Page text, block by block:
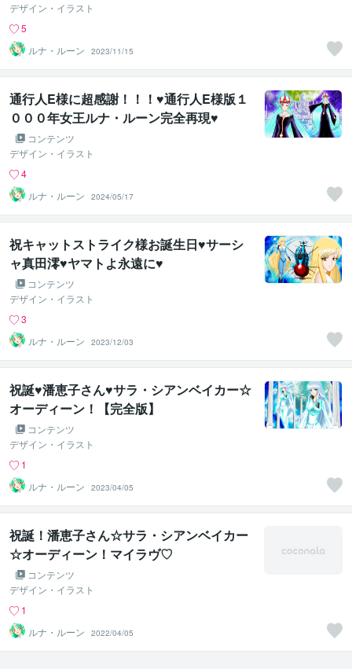
デザイン・イラスト
5
ルナ・ルーン
2023/11/15
通行人E様に超感謝！！！♥通行人E様版１
０００年女王ルナ・ルーン完全再現♥
コンテンツ
デザイン・イラスト
4
ルナ・ルーン
2024/05/17
祝キャットストライク様お誕生日♥サーシ
ャ真田澪♥ヤマトよ永遠に♥
コンテンツ
デザイン・イラスト
3
ルナ・ルーン
2023/12/03
祝誕♥潘恵子さん♥サラ・シアンベイカー☆
オーディーン！【完全版】
コンテンツ
デザイン・イラスト
1
ルナ・ルーン
2023/04/05
祝誕！潘恵子さん☆サラ・シアンベイカー
☆オーディーン！マイラヴ♡
コンテンツ
デザイン・イラスト
1
ルナ・ルーン
2022/04/05